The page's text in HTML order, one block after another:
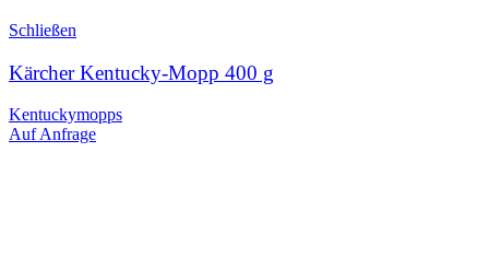
Schließen
Kärcher Kentucky-Mopp 400 g
Kentuckymopps
Auf Anfrage